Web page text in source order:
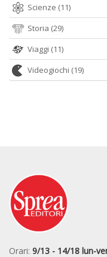
Scienze (11)
Storia (29)
Viaggi (11)
Videogiochi (19)
Orari: 9/13 - 14/18 lun-